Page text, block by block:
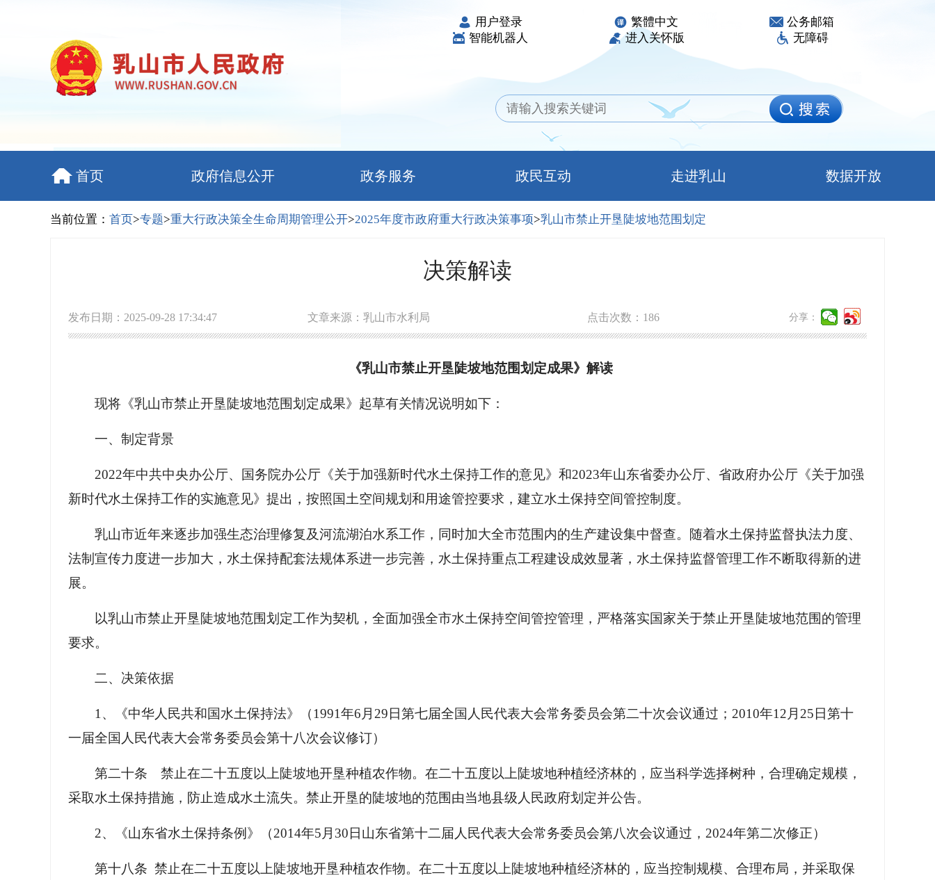
用户登录 繁體中文
公务邮箱
智能机器人
进入关怀版 无障碍
首页 政府信息公开 政务服务 政民互动 走进乳山 数据开放
当前位置： 首页>专题>重大行政决策全生命周期管理公开>2025年度市政府重大行政决策事项>乳山市禁止开垦陡坡地范围划定
决策解读
发布日期：2025-09-28 17:34:47 文章来源：乳山市水利局 点击次数： 186 分享：
《乳山市禁止开垦陡坡地范围划定成果》解读
现将《乳山市禁止开垦陡坡地范围划定成果》起草有关情况说明如下：
一、制定背景
2022年中共中央办公厅、国务院办公厅《关于加强新时代水土保持工作的意见》和2023年山东省委办公厅、省政府办公厅《关于加强
新时代水土保持工作的实施意见》提出，按照国土空间规划和用途管控要求，建立水土保持空间管控制度。
乳山市近年来逐步加强生态治理修复及河流湖泊水系工作，同时加大全市范围内的生产建设集中督查。随着水土保持监督执法力度、
法制宣传力度进一步加大，水土保持配套法规体系进一步完善，水土保持重点工程建设成效显著，水土保持监督管理工作不断取得新的进
展。
以乳山市禁止开垦陡坡地范围划定工作为契机，全面加强全市水土保持空间管控管理，严格落实国家关于禁止开垦陡坡地范围的管理
要求。
二、决策依据
1、《中华人民共和国水土保持法》（1991年6月29日第七届全国人民代表大会常务委员会第二十次会议通过；2010年12月25日第十
一届全国人民代表大会常务委员会第十八次会议修订）
第二十条 禁止在二十五度以上陡坡地开垦种植农作物。在二十五度以上陡坡地种植经济林的，应当科学选择树种，合理确定规模，
采取水土保持措施，防止造成水土流失。禁止开垦的陡坡地的范围由当地县级人民政府划定并公告。
2、《山东省水土保持条例》（2014年5月30日山东省第十二届人民代表大会常务委员会第八次会议通过，2024年第二次修正）
第十八条 禁止在二十五度以上陡坡地开垦种植农作物。在二十五度以上陡坡地种植经济林的，应当控制规模、合理布局，并采取保